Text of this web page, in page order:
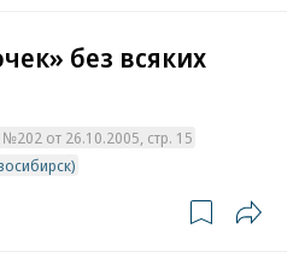
без всяких
от 26.10.2005, стр. 15